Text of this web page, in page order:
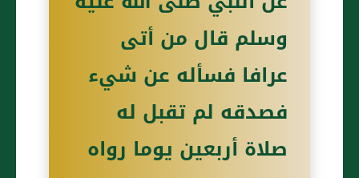
وسلم قال من أتى
عرافا فسأله عن شيء
فصدقه لم تقبل له
صلاة أربعين يوما رواه